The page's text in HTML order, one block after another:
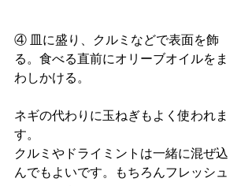
④ 皿に盛り、クルミなどで表面を飾
る。食べる直前にオリーブオイルをま
わしかける。
ネギの代わりに玉ねぎもよく使われま
す。
クルミやドライミントは一緒に混ぜ込
んでもよいです。もちろんフレッシュ